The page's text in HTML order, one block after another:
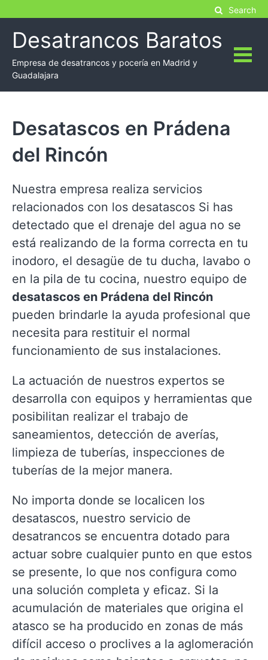
content
Search
Desatrancos Baratos
Empresa de desatrancos y pocería en Madrid y
Guadalajara
Desatascos en Prádena
del Rincón
Nuestra empresa realiza servicios
relacionados con los desatascos Si has
detectado que el drenaje del agua no se
está realizando de la forma correcta en tu
inodoro, el desagüe de tu ducha, lavabo o
en la pila de tu cocina, nuestro equipo de
desatascos en Prádena del Rincón
pueden brindarle la ayuda profesional que
necesita para restituir el normal
funcionamiento de sus instalaciones.
La actuación de nuestros expertos se
desarrolla con equipos y herramientas que
posibilitan realizar el trabajo de
saneamientos, detección de averías,
limpieza de tuberías, inspecciones de
tuberías de la mejor manera.
No importa donde se localicen los
desatascos, nuestro servicio de
desatrancos se encuentra dotado para
actuar sobre cualquier punto en que estos
se presente, lo que nos configura como
una solución completa y eficaz. Si la
acumulación de materiales que origina el
atasco se ha producido en zonas de más
difícil acceso o proclives a la aglomeración